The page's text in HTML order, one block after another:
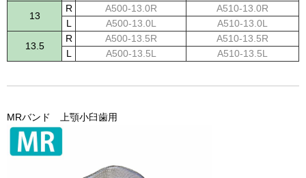
13
R A500-13.0R
A510-13.0R
L
A500-13.0L A510-13.0L
13.5
R A500-13.5R
A510-13.5R
L
A500-13.5L A510-13.5L
MRバンド 上顎小臼歯用